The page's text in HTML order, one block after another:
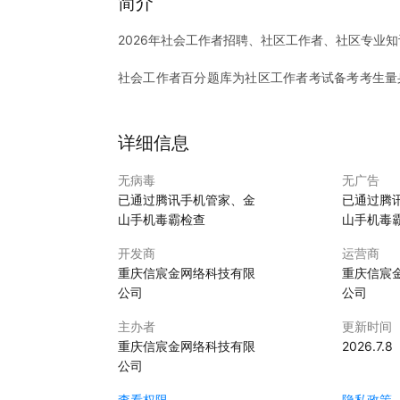
2026年社会工作者招聘、社区工作者、社区专业
社会工作者百分题库为社区工作者考试备考考生
社会工作者百分题库根据考试大纲为指引，根据
题库、社区工作者招聘考试，社工证考试的考生
通过社工师考试！
社会工作者百分题库内含专项练习+历年真题+考
工作师考试提供方便、快捷、高效的学习资料，
社会工作者百分题库为社区工作者公开招聘考试软
社会工作者职业水平评价分为初级社会工作师、中
社会工作师初级（助理）考试（社工初级）：初级
社会工作师中级考试（社工中级）：中级社会工
个科目。
社会工作师高级考试（社工高级）：高级社工实务
详细信息
无病毒
已通过腾讯手机管家、金
山手机毒霸检查
无广告
已通过腾
山手机毒
开发商
重庆信宸金网络科技有限
公司
运营商
重庆信宸
公司
主办者
重庆信宸金网络科技有限
公司
更新时间
2026.7.8